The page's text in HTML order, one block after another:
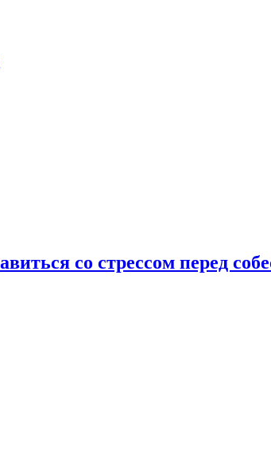
со стрессом перед